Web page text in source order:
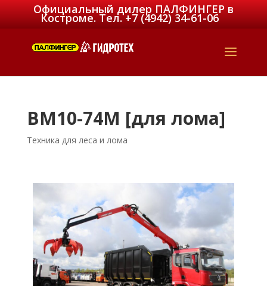
Официальный дилер ПАЛФИНГЕР в
Костроме. Тел. +7 (4942) 34-61-06
ВМ10-74М [для лома]
Техника для леса и лома